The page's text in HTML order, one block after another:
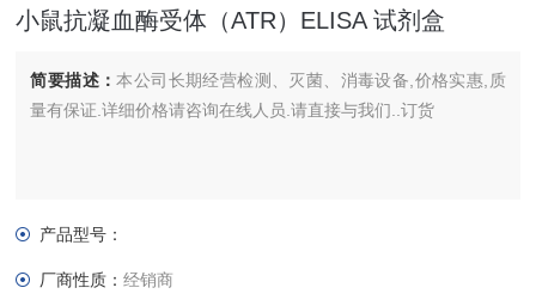
小鼠抗凝血酶受体（ATR）ELISA 试剂盒
简要描述：本公司长期经营检测、灭菌、消毒设备,价格实惠,质
量有保证.详细价格请咨询在线人员.请直接与我们..订货
产品型号：
厂商性质：经销商